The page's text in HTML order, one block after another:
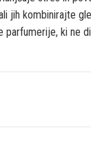
jih kombinirajte
parfumerije, ki ne